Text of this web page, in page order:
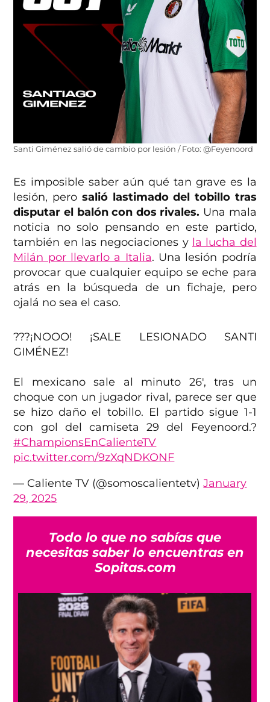
Santi Giménez salió de cambio por lesión / Foto: @Feyenoord
Es imposible saber aún qué tan grave es la
lesión, pero salió lastimado del tobillo tras
disputar el balón con dos rivales. Una mala
noticia no solo pensando en este partido,
también en las negociaciones y la lucha del
Milán por llevarlo a Italia. Una lesión podría
provocar que cualquier equipo se eche para
atrás en la búsqueda de un fichaje, pero
ojalá no sea el caso.
???¡NOOO! ¡SALE LESIONADO SANTI
GIMÉNEZ!
El mexicano sale al minuto 26', tras un
choque con un jugador rival, parece ser que
se hizo daño el tobillo. El partido sigue 1-1
con gol del camiseta 29 del Feyenoord.?
#ChampionsEnCalienteTV
pic.twitter.com/9zXqNDKONF
— Caliente TV (@somoscalientetv)January
29, 2025
Todo lo que no sabías que
necesitas saber lo encuentras en
Sopitas.com